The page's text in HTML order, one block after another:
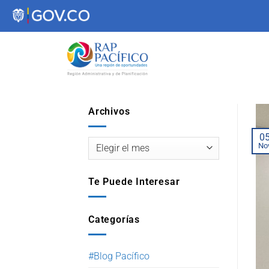
contenido
Archivos
Te Puede Interesar
Categorías
#Blog Pacífico